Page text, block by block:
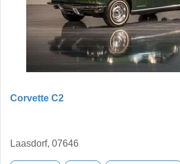
Corvette C2
Laasdorf, 07646